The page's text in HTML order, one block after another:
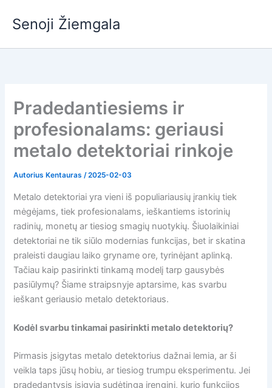
prieSenoji Žiemgala
Pradedantiesiems ir
profesionalams: geriausi
metalo detektoriai rinkoje
Autorius Kentauras/2025-02-03
Metalo detektoriai yra vieni iš populiariausių įrankių tiek
mėgėjams, tiek profesionalams, ieškantiems istorinių
radinių, monetų ar tiesiog smagių nuotykių. Šiuolaikiniai
detektoriai ne tik siūlo modernias funkcijas, bet ir skatina
praleisti daugiau laiko gryname ore, tyrinėjant aplinką.
Tačiau kaip pasirinkti tinkamą modelį tarp gausybės
pasiūlymų? Šiame straipsnyje aptarsime, kas svarbu
ieškant geriausio metalo detektoriaus.
Kodėl svarbu tinkamai pasirinkti metalo detektorių?
Pirmasis įsigytas metalo detektorius dažnai lemia, ar ši
veikla taps jūsų hobiu, ar tiesiog trumpu eksperimentu. Jei
pradedantysis įsigyja sudėtingą įrenginį, kurio funkcijos